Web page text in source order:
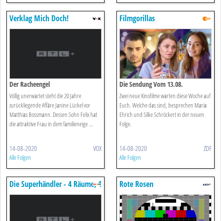
Verklag Mich Doch!
Der Racheengel
Völlig unerwartet steht die 20 Jahre
zurückliegende Affäre Janine Lückel vor
Matthias Bossmann. Dessen Sohn Felix hat
die attraktive Frau in dem familieneige ...
14-08-2020 VOX
Alle Folgen
Filmgorillas
Die Sendung Vom 13.08.
Zwei neue Kinofilme warten diese Woche auf
Euch. Welche das sind, besprechen Maria
Ehrich und Silke Schröckert in der neuen
Folge.
14-08-2020 ZDF
Alle Folgen
Die Superhändler - 4 Räume, 1
Deal
Rote Rosen